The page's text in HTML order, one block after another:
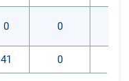
0 0
41 0